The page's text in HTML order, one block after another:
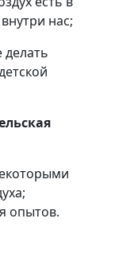
нас;
делать
опытов.